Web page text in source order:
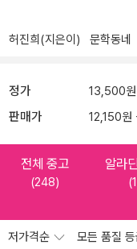
허진희(지은이) 문학동네
정가 13,500원
판매가 12,150원
전체 중고
(248)
알라
저가격순 모든 품질 등